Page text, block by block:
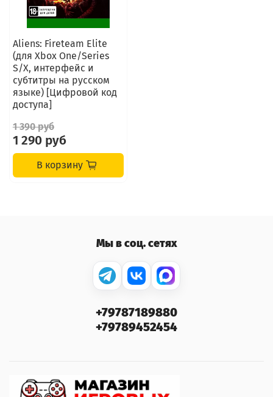
Aliens: Fireteam Elite
(для Xbox One/Series
S/X, интерфейс и
субтитры на русском
языке) [Цифровой код
доступа]
1 390 руб
1 290 руб
В корзину
Мы в соц. сетях
+79787189880
+79789452454